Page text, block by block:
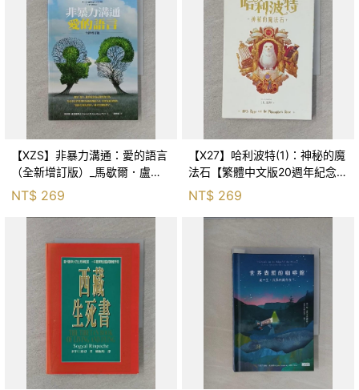
【XZS】非暴力溝通：愛的語言
（全新增訂版）_馬歇爾．盧森
堡, 蕭寶森
NT$ 269
【X27】哈利波特(1)：神秘的魔
法石【繁體中文版20週年紀念】
NT$ 269